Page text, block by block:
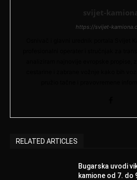
svijet-
https://svijet-
RELATED ARTICLES
Bugarska uvodi
kamione od 7. do